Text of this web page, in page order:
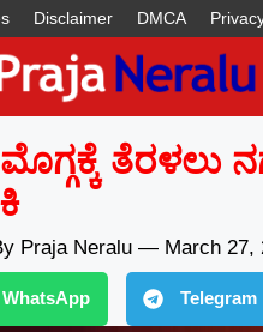
Disclaimer DMCA
Praja Neralu — March 27,
WhatsApp Telegram